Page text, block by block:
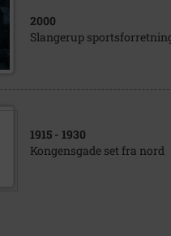
2000
Slangerup
1915 - 1930
Kongensgade set fra nord